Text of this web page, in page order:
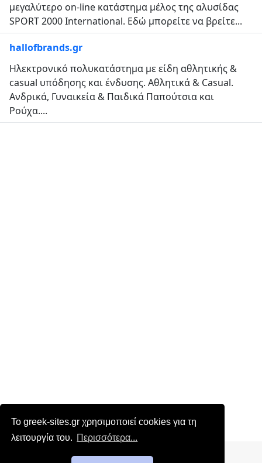
Το greek-sites.gr χρησιμοποιεί cookies για τη
λειτουργία του. Περισσότερα...
μεγαλύτερο on-line κατάστημα μέλος της αλυσίδας
SPORT 2000 International. Εδώ μπορείτε να βρείτε...
hallofbrands.gr
Ηλεκτρονικό πολυκατάστημα με είδη αθλητικής &
casual υπόδησης και ένδυσης. Αθλητικά & Casual.
Ανδρικά, Γυναικεία & Παιδικά Παπούτσια και
Ρούχα....
Επικοινωνία|Όροι χρήσης